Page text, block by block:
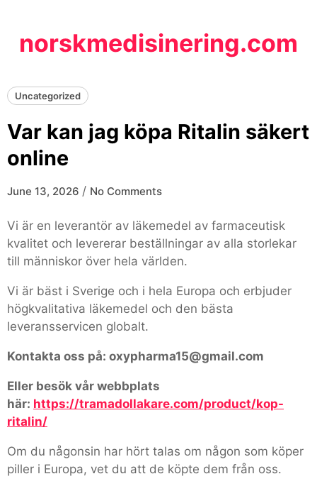
contentnorskmedisinering.com
Uncategorized
Var kan jag köpa Ritalin säkert
online
June 13, 2026 / No Comments
Vi är en leverantör av läkemedel av farmaceutisk
kvalitet och levererar beställningar av alla storlekar
till människor över hela världen.
Vi är bäst i Sverige och i hela Europa och erbjuder
högkvalitativa läkemedel och den bästa
leveransservicen globalt.
Kontakta oss på: oxypharma15@gmail.com
Eller besök vår webbplats
här: https://tramadollakare.com/product/kop-
ritalin/
Om du någonsin har hört talas om någon som köper
piller i Europa, vet du att de köpte dem från oss.